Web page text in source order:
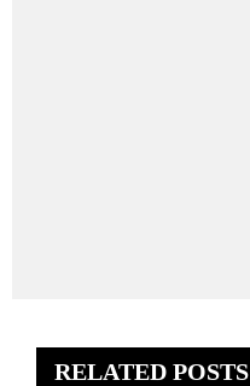
RELATED POSTS